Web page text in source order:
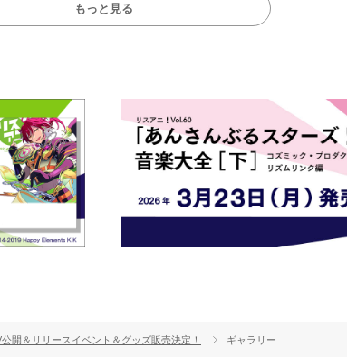
もっと見る
開＆リリースイベント＆グッズ販売決定！ ギャラリー